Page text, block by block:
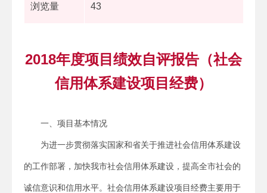
浏览量 43
2018年度项目绩效自评报告（社会
信用体系建设项目经费）
一、项目基本情况
为进一步贯彻落实国家和省关于推进社会信用体系建设
的工作部署，加快我市社会信用体系建设，提高全市社会的
诚信意识和信用水平。社会信用体系建设项目经费主要用于